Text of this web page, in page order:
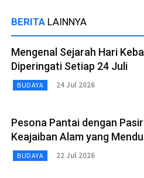
BERITA LAINNYA
Mengenal Sejarah Hari
Diperingati Setiap 24 Juli
BUDAYA 24 Jul 2026
Pesona Pantai dengan
Keajaiban Alam yang
BUDAYA 22 Jul 2026